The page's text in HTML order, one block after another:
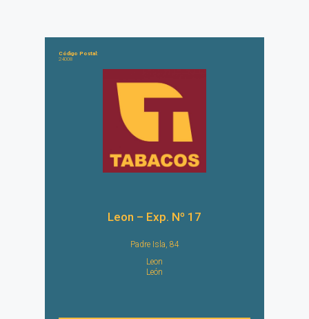
Código Postal:
24008
Leon – Exp. Nº 17
Padre Isla, 84
Leon
León